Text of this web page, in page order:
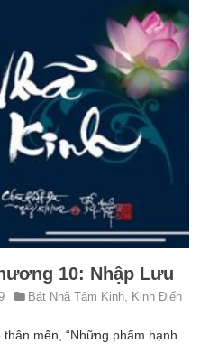
10: Nhập Lưu
Bát Nhã Tâm Kinh
Kinh Điển
mến, “Những phẩm hạnh